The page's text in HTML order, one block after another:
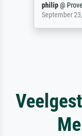
philip@
September